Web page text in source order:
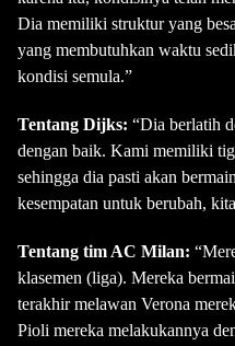
Dia memiliki struktur yang
yang membutuhkan waktu
kondisi semula.”
Tentang Dijks: “Dia berlatih
dengan baik. Kami memiliki
sehingga dia pasti akan
kesempatan untuk berubah,
Tentang tim AC Milan:
klasemen (liga). Mereka
terakhir melawan Verona
Pioli mereka melakukannya